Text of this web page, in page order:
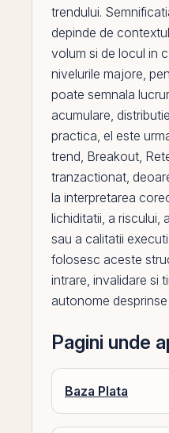
trendului.
depinde de
volum si de locul in
nivelurile majore,
poate semnala
acumulare,
practica, el este
trend, Breakout,
tranzactionat,
la interpretarea
lichiditatii, a riscului,
sau a calitatii
folosesc aceste
intrare, invalidare si
autonome
Pagini unde
Baza Plata